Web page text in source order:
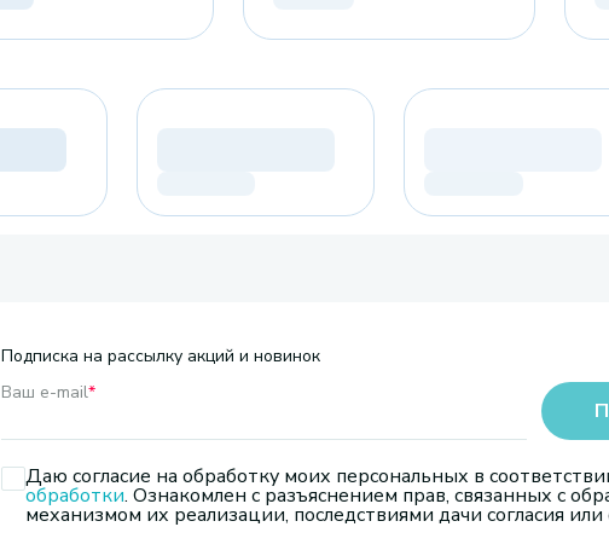
Подписка на рассылку акций и новинок
Ваш e-mail*
Даю согласие на обработку моих персональных в
обработки. Ознакомлен с разъяснением прав, связанных с
механизмом их реализации, последствиями дачи согласия или